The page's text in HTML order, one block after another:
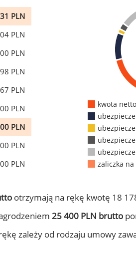
PLN
PLN
PLN
PLN
PLN
PLN
PLN
PLN
PLN
kwota
zaliczka na
otrzymają na rękę kwotę 18
25 400 PLN brutto
zależy od rodzaju umowy